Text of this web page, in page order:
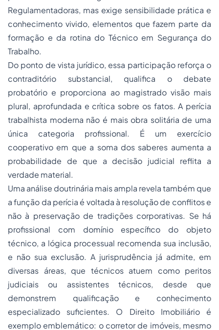
Regulamentadoras, mas exige sensibilidade prática e
conhecimento vivido, elementos que fazem parte da
formação e da rotina do Técnico em Segurança do
Trabalho.
Do ponto de vista jurídico, essa participação reforça o
contraditório substancial, qualifica o debate
probatório e proporciona ao magistrado visão mais
plural, aprofundada e crítica sobre os fatos. A perícia
trabalhista moderna não é mais obra solitária de uma
única categoria profissional. É um exercício
cooperativo em que a soma dos saberes aumenta a
probabilidade de que a decisão judicial reflita a
verdade material.
Uma análise doutrinária mais ampla revela também que
a função da perícia é voltada à resolução de conflitos e
não à preservação de tradições corporativas. Se há
profissional com domínio específico do objeto
técnico, a lógica processual recomenda sua inclusão,
e não sua exclusão. A jurisprudência já admite, em
diversas áreas, que técnicos atuem como peritos
judiciais ou assistentes técnicos, desde que
demonstrem qualificação e conhecimento
especializado suficientes. O Direito Imobiliário é
exemplo emblemático: o corretor de imóveis, mesmo